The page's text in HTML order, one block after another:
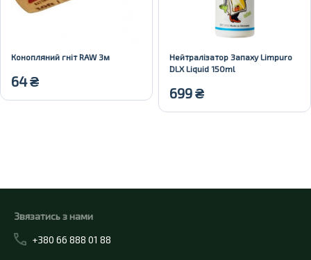
Конопляний гніт RAW 3м
64₴
Нейтралізатор Запаху Limpuro
DLX Liquid 150ml
699₴
Звязатись з нами
+380 66 888 01 88